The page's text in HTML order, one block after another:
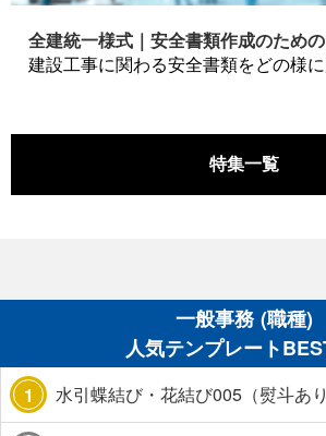
全建統一様式｜安全書類作成のため
特集一覧
一般事務 (職種)
人気テンプレート
1 水引蝶結び・花結び005（熨斗あり